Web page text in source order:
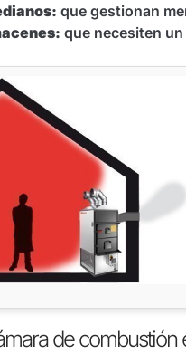
que gestionan
que necesiten
de